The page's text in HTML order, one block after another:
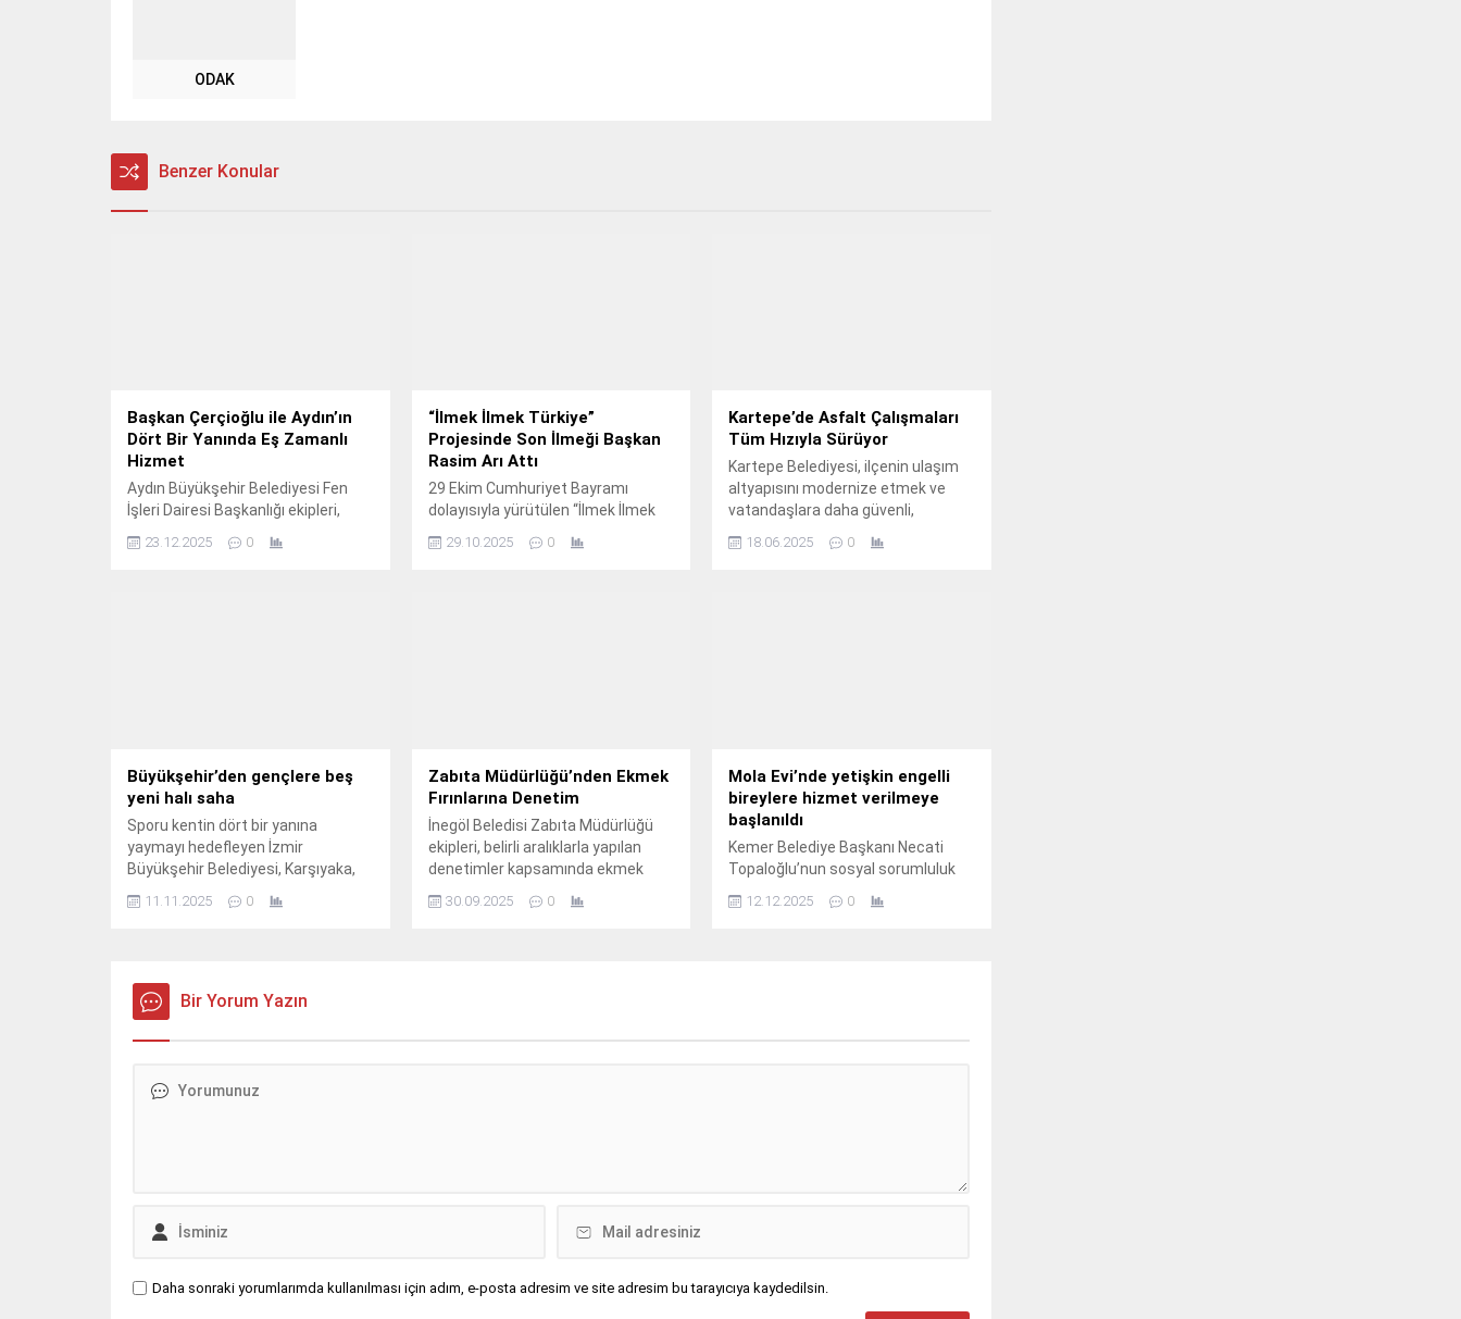
ODAK
Benzer Konular
Başkan Çerçioğlu ile Aydın’ın
Dört Bir Yanında Eş Zamanlı
Hizmet
Aydın Büyükşehir Belediyesi Fen
İşleri Dairesi Başkanlığı ekipleri,
kentin dört bir yanında eş zamanlı
olarak yürüttüğü çalışmalarla
23.12.2025 0
“İlmek İlmek Türkiye”
Projesinde Son İlmeği Başkan
Rasim Arı Attı
29 Ekim Cumhuriyet Bayramı
dolayısıyla yürütülen “İlmek İlmek
Türkiye” projesi kapsamında, 1001
ilmekten oluşan Şanlı Türk Bayrağı
29.10.2025 0
Kartepe’de Asfalt Çalışmaları
Tüm Hızıyla Sürüyor
Kartepe Belediyesi, ilçenin ulaşım
altyapısını modernize etmek ve
vatandaşlara daha güvenli,
konforlu bir ulaşım hizmeti sunmak
amacıyla yol yenileme ve
18.06.2025 0
Büyükşehir’den gençlere beş
yeni halı saha
Sporu kentin dört bir yanına
yaymayı hedefleyen İzmir
Büyükşehir Belediyesi, Karşıyaka,
ilçelerine beş yeni halı saha
11.11.2025 0
Zabıta Müdürlüğü’nden Ekmek
Fırınlarına Denetim
İnegöl Beledisi Zabıta Müdürlüğü
ekipleri, belirli aralıklarla yapılan
denetimler kapsamında ekmek
satışı yapan işyerlerine yönelik
30.09.2025 0
Mola Evi’nde yetişkin engelli
bireylere hizmet verilmeye
başlanıldı
Kemer Belediye Başkanı Necati
Topaloğlu’nun sosyal sorumluluk
Evi’nin açılmasından sonra yetişkin
12.12.2025 0
Bir Yorum Yazın
Daha sonraki yorumlarımda kullanılması için adım, e-posta adresim ve site adresim bu tarayıcıya kaydedilsin.